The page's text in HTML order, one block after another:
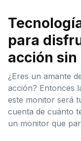
para
acción
¿Eres un amante
acción? Entonces
este monitor será
cuenta de cuánto
un monitor que